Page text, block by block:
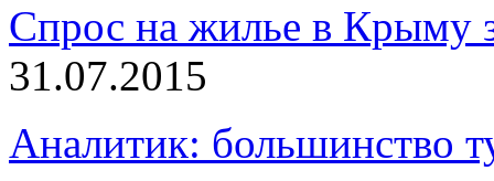
Спрос на жилье в Крыму
31.07.2015
Аналитик: большинство